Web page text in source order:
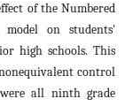
of the Numbered
model on students'
high schools. This
control
all ninth grade